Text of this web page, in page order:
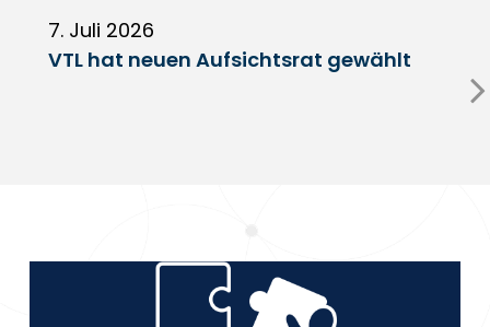
7. Juli 2026
VTL hat neuen Aufsichtsrat gewählt